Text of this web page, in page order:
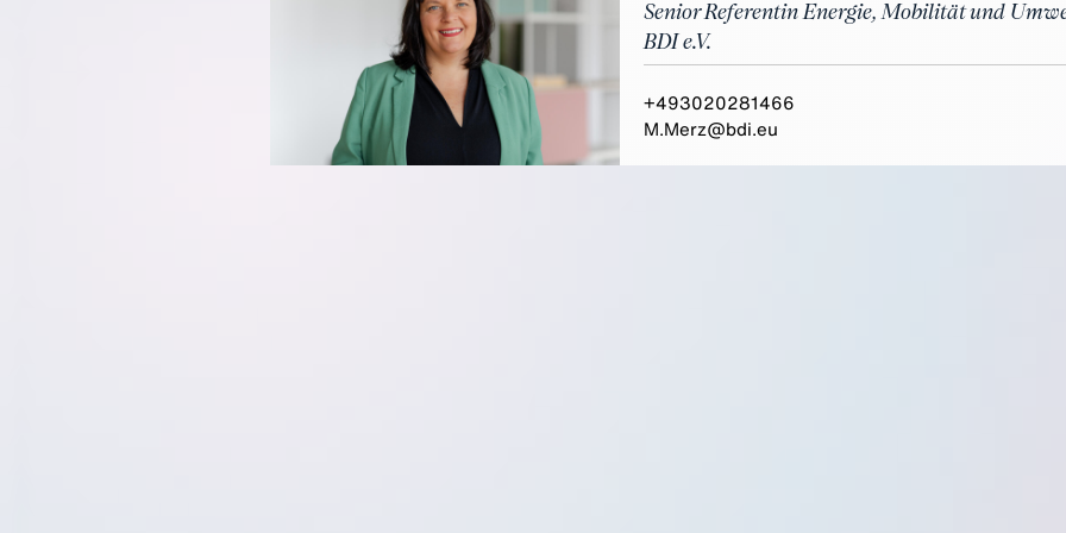
Senior Referentin Energie, Mobilität und
BDI e.V.
+493020281466
M.Merz@bdi.eu